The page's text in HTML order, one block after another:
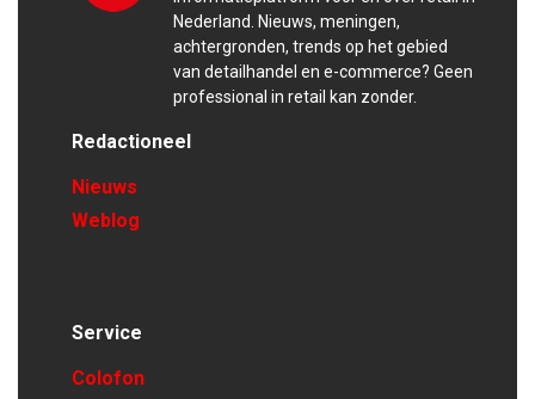
Nederland. Nieuws, meningen,
achtergronden, trends op het gebied
van detailhandel en e-commerce? Geen
professional in retail kan zonder.
Redactioneel
Nieuws
Weblog
Service
Colofon